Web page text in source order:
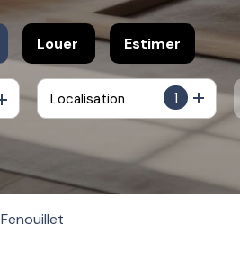
Louer
à l'année
Estimer
1
Localisation
Fenouillet